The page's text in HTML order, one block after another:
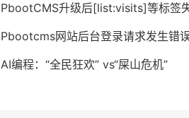
PbootCMS升级后[list:visits]等标签失
Pbootcms网站后台登录请求发生错误
AI编程：“全民狂欢” vs“屎山危机”